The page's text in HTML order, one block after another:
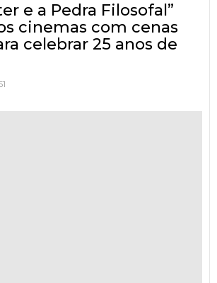
e a Pedra Filosofal”
cinemas com cenas
celebrar 25 anos de